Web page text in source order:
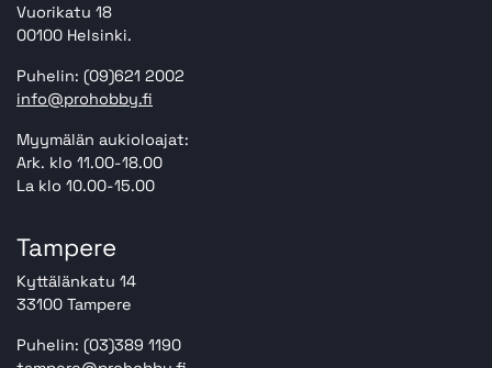
Vuorikatu 18
00100 Helsinki.
Puhelin: (09)621 2002
info@prohobby.fi
Myymälän aukioloajat:
Ark. klo 11.00-18.00
La klo 10.00-15.00
Tampere
Kyttälänkatu 14
33100 Tampere
Puhelin: (03)389 1190